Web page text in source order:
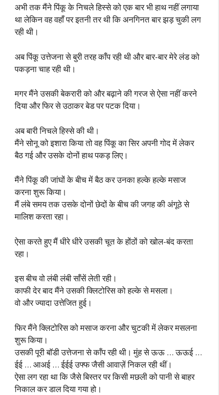
अभी तक मैंने पिंकू के निचले हिस्से को एक बार भी हाथ नहीं लगाया
था लेकिन वह वहाँ पर इतनी तर थी कि अनगिनत बार झड़ चुकी लग
रही थी।
अब पिंकू उत्तेजना से बुरी तरह काँप रही थी और बार-बार मेरे लंड को
पकड़ना चाह रही थी।
मगर मैंने उसकी बेकरारी को और बढ़ाने की गरज से ऐसा नहीं करने
दिया और फिर से उठाकर बेड पर पटक दिया।
अब बारी निचले हिस्से की थी।
मैंने सोनू को इशारा किया तो वह पिंकू का सिर अपनी गोद में लेकर
बैठ गई और उसके दोनों हाथ पकड़ लिए।
मैंने पिंकू की जांघों के बीच में बैठ कर उनका हल्के हल्के मसाज
करना शुरू किया।
मैं लंबे समय तक उसके दोनों छेदों के बीच की जगह की अंगूठे से
मालिश करता रहा।
ऐसा करते हुए मैं धीरे धीरे उसकी चूत के होंठों को खोल-बंद करता
रहा।
इस बीच वो लंबी लंबी साँसें लेती रही।
काफी देर बाद मैंने उसकी क्लिटोरिस को हल्के से मसला।
वो और ज्यादा उत्तेजित हुई।
फिर मैंने क्लिटोरिस को मसाज करना और चुटकी में लेकर मसलना
शुरू किया।
उसकी पूरी बॉडी उत्तेजना से काँप रही थी। मुंह से ऊऊ … ऊऊई …
ईई … आअई … ईईई उफ्फ जैसी आवाज़ें निकल रही थीं।
ऐसा लग रहा था कि जैसे बिस्तर पर किसी मछली को पानी से बाहर
निकाल कर डाल दिया गया हो।